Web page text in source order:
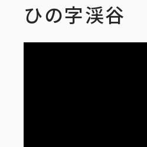
ひの字渓谷